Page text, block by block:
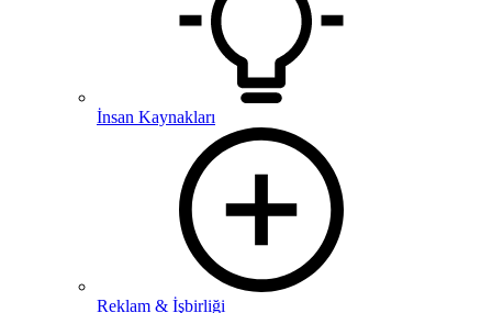
İnsan Kaynakları
Reklam & İşbirliği